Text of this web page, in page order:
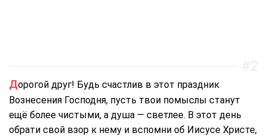
Дорогой друг! Будь счастлив в этот праздник
Вознесения Господня, пусть твои помыслы станут
ещё более чистыми, а душа — светлее. В этот день
обрати свой взор к нему и вспомни об Иисусе Христе,
#2